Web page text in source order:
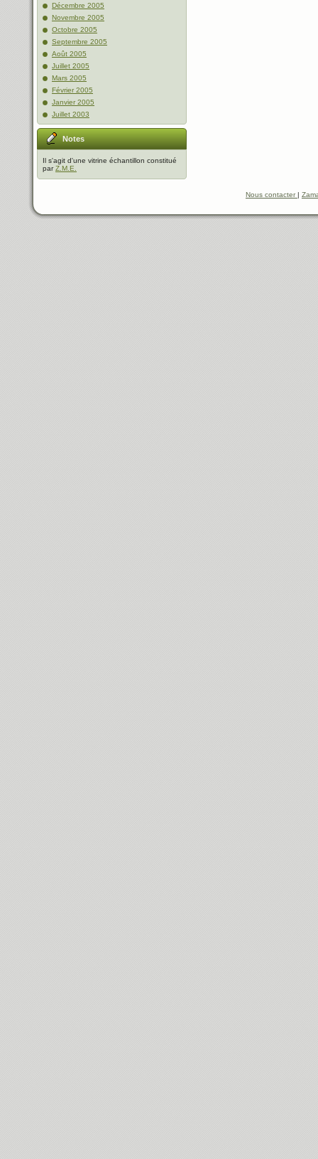
Décembre 2005
Novembre 2005
Octobre 2005
Septembre 2005
Août 2005
Juillet 2005
Mars 2005
Février 2005
Janvier 2005
Juillet 2003
Notes
Il s'agit d'une vitrine échantillon constitué
parZ.M.E.
Nous contacter|